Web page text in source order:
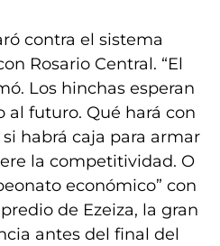
contra el sistema
Rosario Central. “El
Los hinchas esperan
al futuro. Qué hará con
habrá caja para armar
la competitividad. O
económico” con
de Ezeiza, la gran
antes del final del